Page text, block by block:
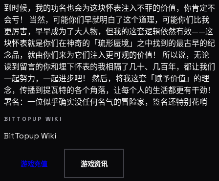
到时候，我的功名也会为这块怀表注入不菲的价值，你肯定不
会亏！ 当然，可能你们早就明白了这个道理，可能你们比我
更厉害，早早成为了大人物，但我的这套逻辑依然有效——这
块怀表就是你们在神奇的「琉形蜃境」之中找到的最古早的纪
念品，就由你们来为它们注入更可观的价值！ 所以说，无论
读到留言的你和埋下怀表的我相隔了几十、几百年，都让我们
一起努力，一起进步吧！ 然后，将我这套「赋予价值」的理
念，传播到提瓦特的各个角落，让每个人的生活都更有干劲！
署名：一位似乎确实没任何名气的冒险家，签名还特别花哨
BITTOPUP WIKI
BitTopup Wiki
游戏充值 游戏资讯